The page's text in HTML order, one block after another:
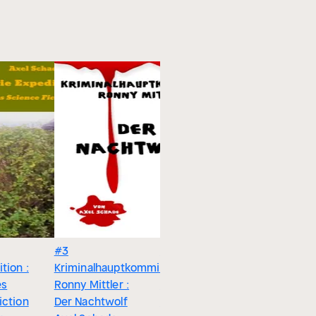
:
#3
Kriminalhauptkommissar
Ronny Mittler :
Der Nachtwolf